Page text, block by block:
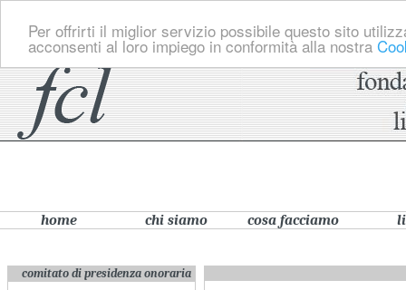
Per offrirti il miglior servizio possibile questo sito
acconsenti al loro impiego in conformità alla nostra
home chi siamo cosa facciamo
comitato di presidenza onoraria